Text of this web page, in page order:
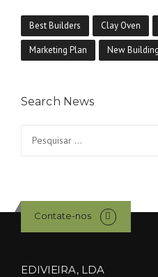
Best Builders Clay Oven
Marketing Plan New
Search News
por:
Contate-nos
EDIVIEIRA, LDA